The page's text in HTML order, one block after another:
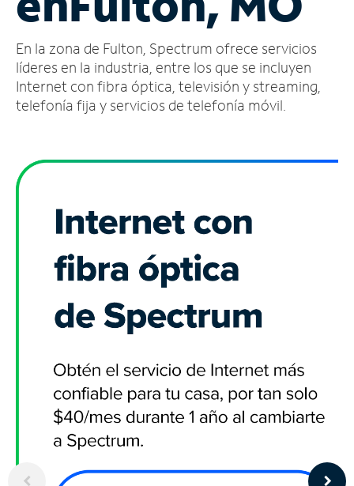
cuenta
Encuentra
una
tienda
En la zona de Fulton, Spectrum ofrece servicios
líderes en la industria, entre los que se incluyen
Internet con fibra óptica, televisión y streaming,
telefonía fija y servicios de telefonía móvil.